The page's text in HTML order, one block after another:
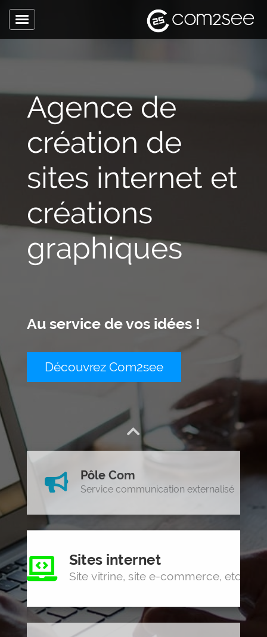
Toggle
navigation
Expertise
Sites internet
Site e-commerce
Application mobile
Communication
Pôle Com
Expérience utilisateur
Maintenance
Réalisations
Contact
Devis
Agence de
création de
sites internet et
créations
graphiques
Au service de vos idées !
Découvrez Com2see
Logos, cartes de visites, etc.
Pôle Com
Service communication externalisé
Sites internet
Site vitrine, site e-commerce, etc.